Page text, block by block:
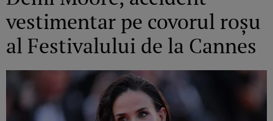
vestimentar pe covorul roșu
al Festivalului de la Cannes